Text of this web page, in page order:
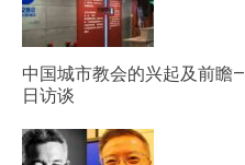
中国城市教会的兴起及前瞻
日访谈